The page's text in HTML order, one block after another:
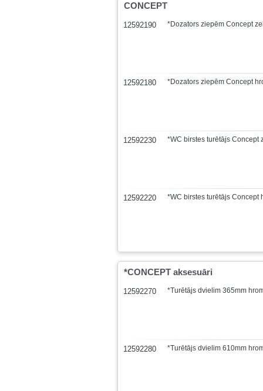
CONCEPT
12592190 *Dozators ziepēm Concept
12592180 *Dozators ziepēm Concept
12592230 *WC birstes turētājs Concept
12592220 *WC birstes turētājs Concept
*CONCEPT aksesuāri
12592270 *Turētājs dvielim 365mm
12592280 *Turētājs dvielim 610mm